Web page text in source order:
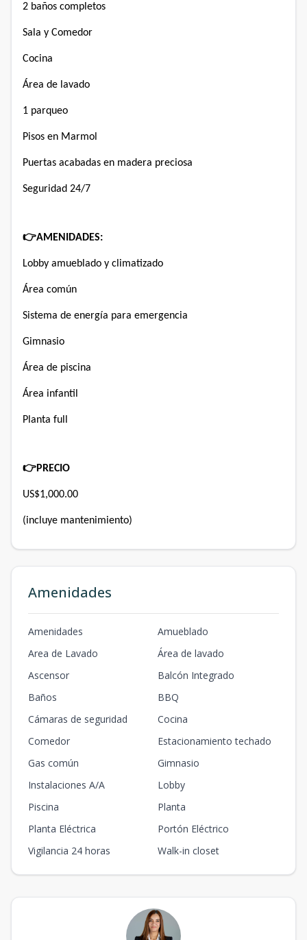
2 baños completos
Sala y Comedor
Cocina
Área de lavado
1 parqueo
Pisos en Marmol
Puertas acabadas en madera preciosa
Seguridad 24/7
👉AMENIDADES:
Lobby amueblado y climatizado
Área común
Sistema de energía para emergencia
Gimnasio
Área de piscina
Área infantil
Planta full
👉PRECIO
US$1,000.00
(incluye mantenimiento)
Amenidades
Amenidades
Amueblado
Area de Lavado
Área de lavado
Ascensor
Balcón Integrado
Baños
BBQ
Cámaras de seguridad
Cocina
Comedor
Estacionamiento techado
Gas común
Gimnasio
Instalaciones A/A
Lobby
Piscina
Planta
Planta Eléctrica
Portón Eléctrico
Vigilancia 24 horas
Walk-in closet